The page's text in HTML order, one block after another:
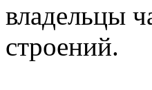
владельцы
строений.